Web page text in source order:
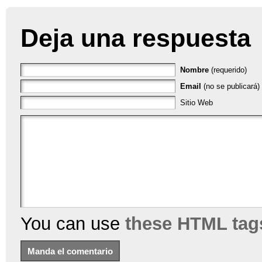
Deja una respuesta
Nombre (requerido)
Email (no se publicará)
Sitio Web
You can use these HTML